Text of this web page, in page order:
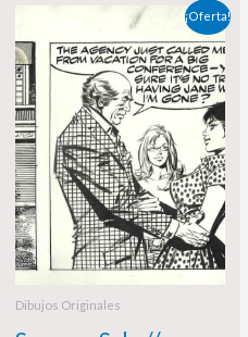
¡Oferta!
Dibujos Originales
original
era:
350,00 €.
precio
actual
es:
340,00 €.